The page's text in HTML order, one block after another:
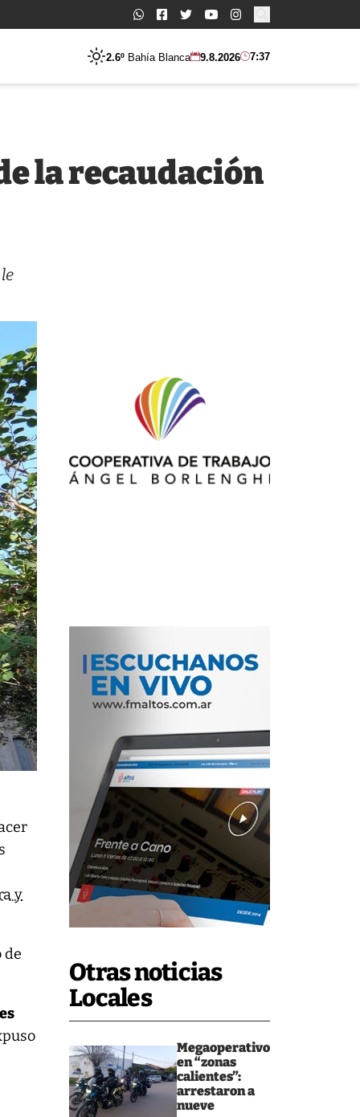
Buscar:
2.6º Bahía Blanca 9.8.2026 7:37
Otras noticias
Locales
Megaoperativo
en “zonas
calientes”:
arrestaron a
nueve
la recaudación
y
de